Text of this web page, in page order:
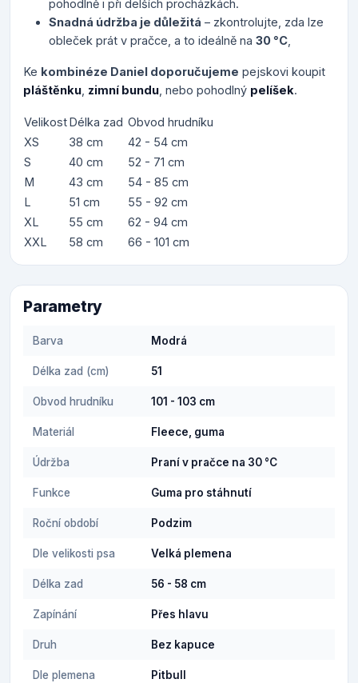
pohodlně i při delších procházkách.
Snadná údržba je důležitá – zkontrolujte, zda lze
obleček prát v pračce, a to ideálně na 30 °C
Ke kombinéze Daniel doporučujeme pejskovi koupit
pláštěnku zimní bundu , nebo pohodlný pelíšek.
VelikostDélka zad Obvod hrudníku
XS
38 cm
42 - 54 cm
S
40 cm
52 - 71 cm
M
43 cm
54 - 85 cm
L
51 cm
55 - 92 cm
XL
55 cm
62 - 94 cm
XXL
58 cm 66 - 101 cm
Parametry
Barva Modrá
Délka zad (cm) 51
Obvod hrudníku 101 - 103 cm
Materiál Fleece, guma
Údržba Praní v pračce na 30 °C
Funkce Guma pro stáhnutí
Roční období Podzim
Dle velikosti psa Velká plemena
Délka zad 56 - 58 cm
Zapínání Přes hlavu
Druh Bez kapuce
Dle plemena Pitbull